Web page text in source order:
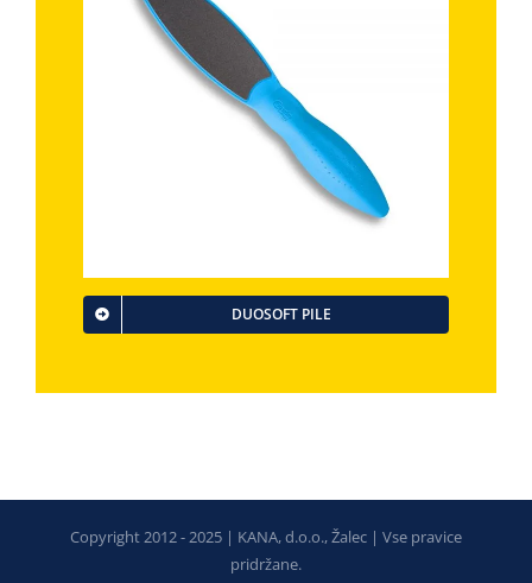
DUOSOFT PILE
Copyright 2012 - 2025 | KANA, d.o.o., Žalec | Vse pravice
pridržane.